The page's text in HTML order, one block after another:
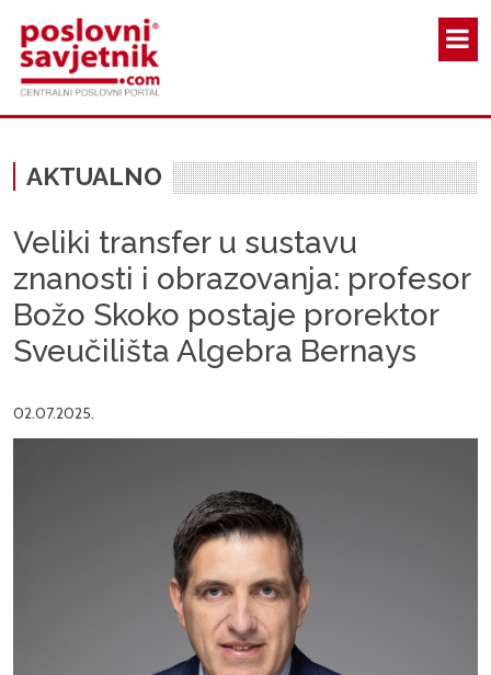
AKTUALNO
Veliki transfer u sustavu
znanosti i obrazovanja: profesor
Božo Skoko postaje prorektor
Sveučilišta Algebra Bernays
02.07.2025.